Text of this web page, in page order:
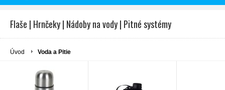
Flaše | Hrnčeky | Nádoby na vody | Pitné systémy
Úvod Voda a Pitie